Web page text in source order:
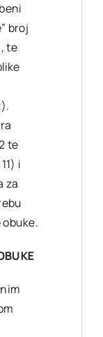
broj
te
te
i
za